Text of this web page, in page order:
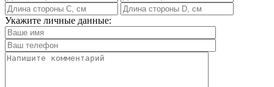
Укажите личные данные: